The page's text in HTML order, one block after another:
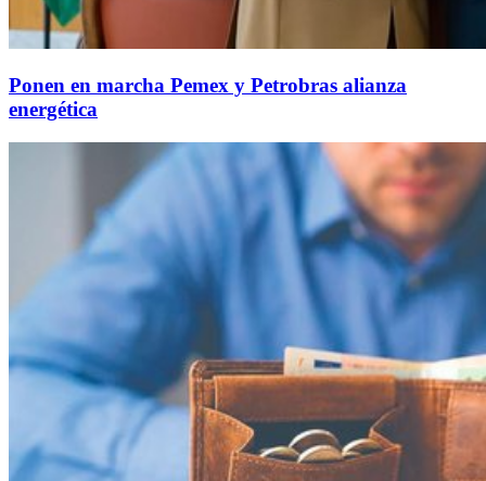
Ponen en marcha Pemex y Petrobras alianza
energética